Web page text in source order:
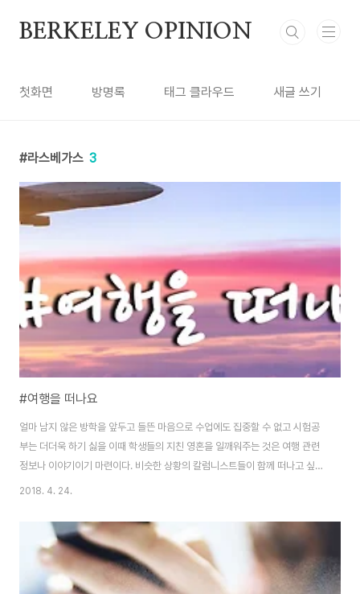
BERKELEY OPINION
첫화면 방명록 태그 클라우드 새글 쓰기
라스베가스 3
#여행을 떠나요
얼마 남지 않은 방학을 앞두고 들뜬 마음으로 수업에도 집중할 수 없고 시험공
부는 더더욱 하기 싫을 이때 학생들의 지친 영혼을 일깨워주는 것은 여행 관련
정보나 이야기이기 마련이다. 비슷한 상황의 칼럼니스트들이 함께 떠나고 싶은
마음이 들 3가지 추천 여행지를 소개한다. 서로 다른 매력의 3가지 여행지 중
City, Las Vegas. 사람마다 여행을 즐기는 다양한 방법이 있다. 다양한 유적
지와 박물관 체험, 자연경관을 보며 감탄하는 여행, 음악과 술에 빠져 파티 속에
나를 맡겨두는 여행, 스파와 마사지를 즐기고 맛있는 음식을 먹으며 하는 휴양
까지. 이 다양한 유형의 사람들을 만족시킬 수 있는 곳. 그곳이 라스베이거스다.
2018. 4. 24.